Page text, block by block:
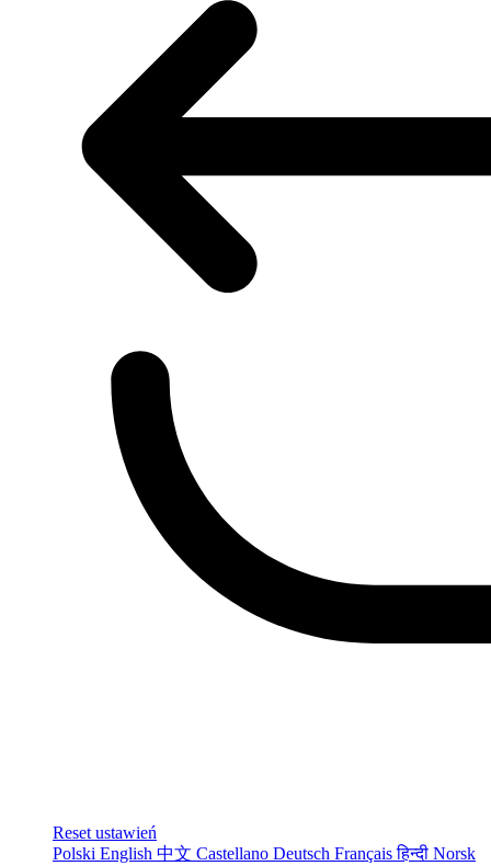
Reset ustawień
Polski English 中文 Castellano Deutsch Françaisहिन्दी Norsk